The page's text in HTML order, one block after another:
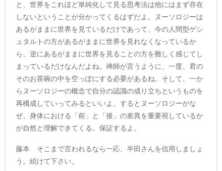
と、世界をこれほど単純化して見る思考法は他にはまず存在
しないということが分かってくるはずだよ。ヌーソロジーは
あるがままに世界を見ているだけであって、今の人間型ゲシ
ュタルトの方があるがままに世界を見れなくなっているか
ら、逆にあるがままに世界を見ることの方を難しく感じてし
まっているだけなんだよね。禅師が言うように、一度、君の
そのお茶碗の中を空っぽにする必要があるね。そして、一か
らヌーソロジーの概念で自分の認識の成り立ちというものを
再構成していってみるといいよ。するとヌーソロジーがな
ぜ、身体における「前」と「後」の差異を重要視しているか
が自然と理解できてくる。保証するよ。
藤本 そこまで言われるなら一応、半田さんを信用しましょ
う。続けて下さい。